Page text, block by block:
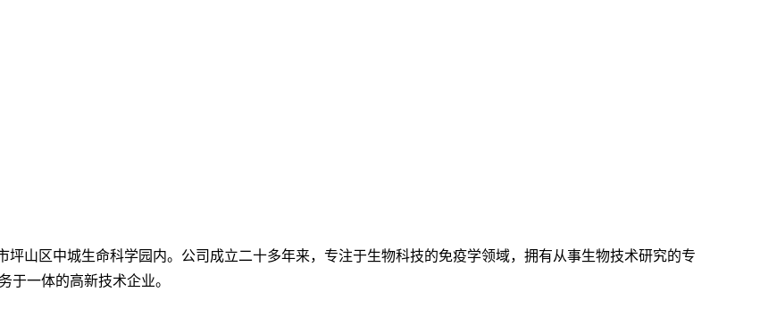
坪山区中城生命科学园内。公司成立二十多年来，专注于生物科技的免疫学领域，拥有从事生物技术研究的专
于一体的高新技术企业。